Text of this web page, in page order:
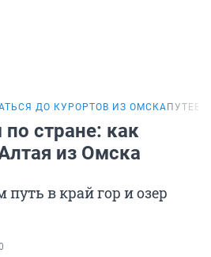
ДО КУРОРТОВ ИЗ ОМСКА
стране: как
из Омска
в край гор и озер